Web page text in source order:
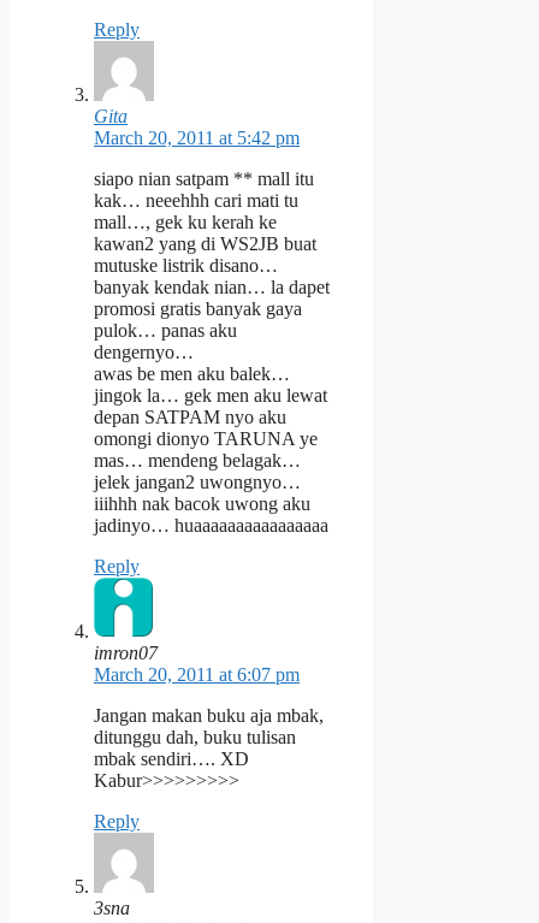
Reply
Gita
March 20, 2011 at 5:42 pm
siapo nian satpam ** mall itu
kak… neeehhh cari mati tu
mall…, gek ku kerah ke
kawan2 yang di WS2JB buat
mutuske listrik disano…
banyak kendak nian… la dapet
promosi gratis banyak gaya
pulok… panas aku
dengernyo…
awas be men aku balek…
jingok la… gek men aku lewat
depan SATPAM nyo aku
omongi dionyo TARUNA ye
mas… mendeng belagak…
jelek jangan2 uwongnyo…
iiihhh nak bacok uwong aku
jadinyo… huaaaaaaaaaaaaaaaa
Reply
imron07
March 20, 2011 at 6:07 pm
Jangan makan buku aja mbak,
ditunggu dah, buku tulisan
mbak sendiri…. XD
Kabur>>>>>>>>>
Reply
3sna